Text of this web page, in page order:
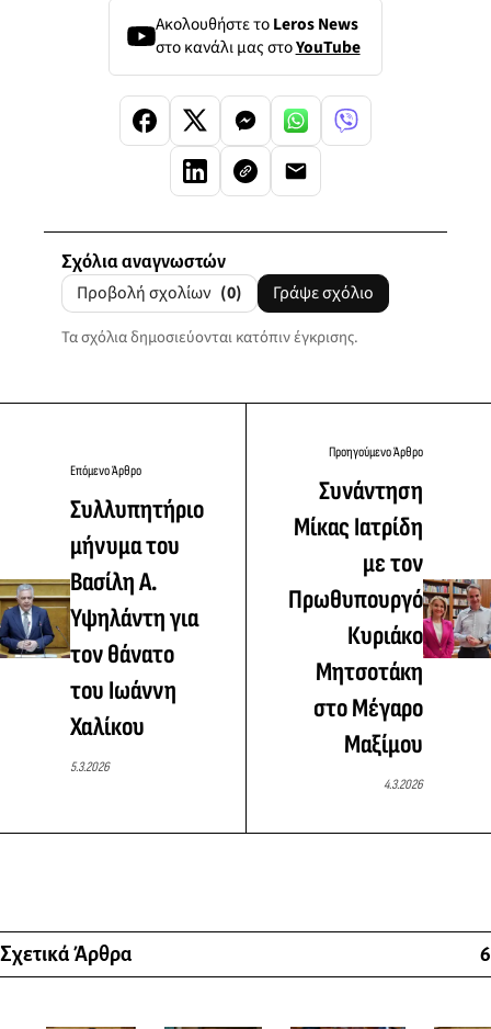
Ακολουθήστε τοLeros News
στο κανάλι μας στοYouTube
Σχόλια αναγνωστών
Προβολή σχολίων (0) Γράψε σχόλιο
Τα σχόλια δημοσιεύονται κατόπιν έγκρισης.
Επόμενο Άρθρο
Συλλυπητήριο
μήνυμα του
Βασίλη Α.
Υψηλάντη για
τον θάνατο
του Ιωάννη
Χαλίκου
5.3.2026
Προηγούμενο Άρθρο
Συνάντηση
Μίκας Ιατρίδη
με τον
Πρωθυπουργό
Κυριάκο
Μητσοτάκη
στο Μέγαρο
Μαξίμου
4.3.2026
Σχετικά Άρθρα 6